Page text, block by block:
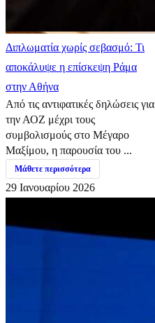
Διπλωματία χωρίς σεβασμό: Τι
αποκάλυψε η επίσκεψη Ράμα
στην Αθήνα
Από τις αντιφατικές δηλώσεις για
την ΑΟΖ μέχρι τους
συμβολισμούς στο Μέγαρο
Μαξίμου, η παρουσία του ...
Μάθετε περισσότερα
29 Ιανουαρίου 2026